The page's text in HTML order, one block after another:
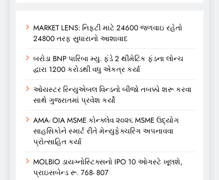
MARKET LENS: નિફ્ટી માટે 24600 જળવાઇ રહેતો
24800 તરફ સુધારાનો આશાવાદ
બરોડા BNP પારિબા મ્યુ. ફંડે 2 થીમેટિક ફંડના લોન્ચ
દ્વારા 1200 કરોડથી વધુ એકત્ર કર્યા
ઓયસ્ટર રિન્યુએબલ વિન્ડનો બીજો તબક્કો શરૂ કરવા
સાથે ગુજરાતમાં પ્રવેશ કર્યો
AMA- OIA MSME કોન્ક્લેવ ૨૦૨૬ MSME ઉદ્યોગ
સાહસિકોને સ્માર્ટ રીતે મેન્યુફેક્ચરિંગ અપનાવવા
પ્રોત્સાહિત કર્યા
MOLBIO ડાયગ્નોસ્ટિક્સનો IPO 10 ઓગસ્ટે ખૂલશે,
પ્રાઇસબેન્ડ રૂ. 768- 807